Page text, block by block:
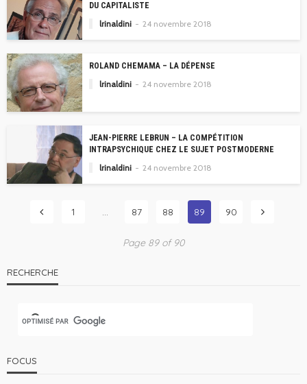
DU CAPITALISTE
lrinaldini 24 novembre 2018
ROLAND CHEMAMA – LA DÉPENSE
lrinaldini 24 novembre 2018
JEAN-PIERRE LEBRUN – LA COMPÉTITION
INTRAPSYCHIQUE CHEZ LE SUJET POSTMODERNE
lrinaldini 24 novembre 2018
1 … 87 88 89 90
Page 89 of 90
RECHERCHE
FOCUS